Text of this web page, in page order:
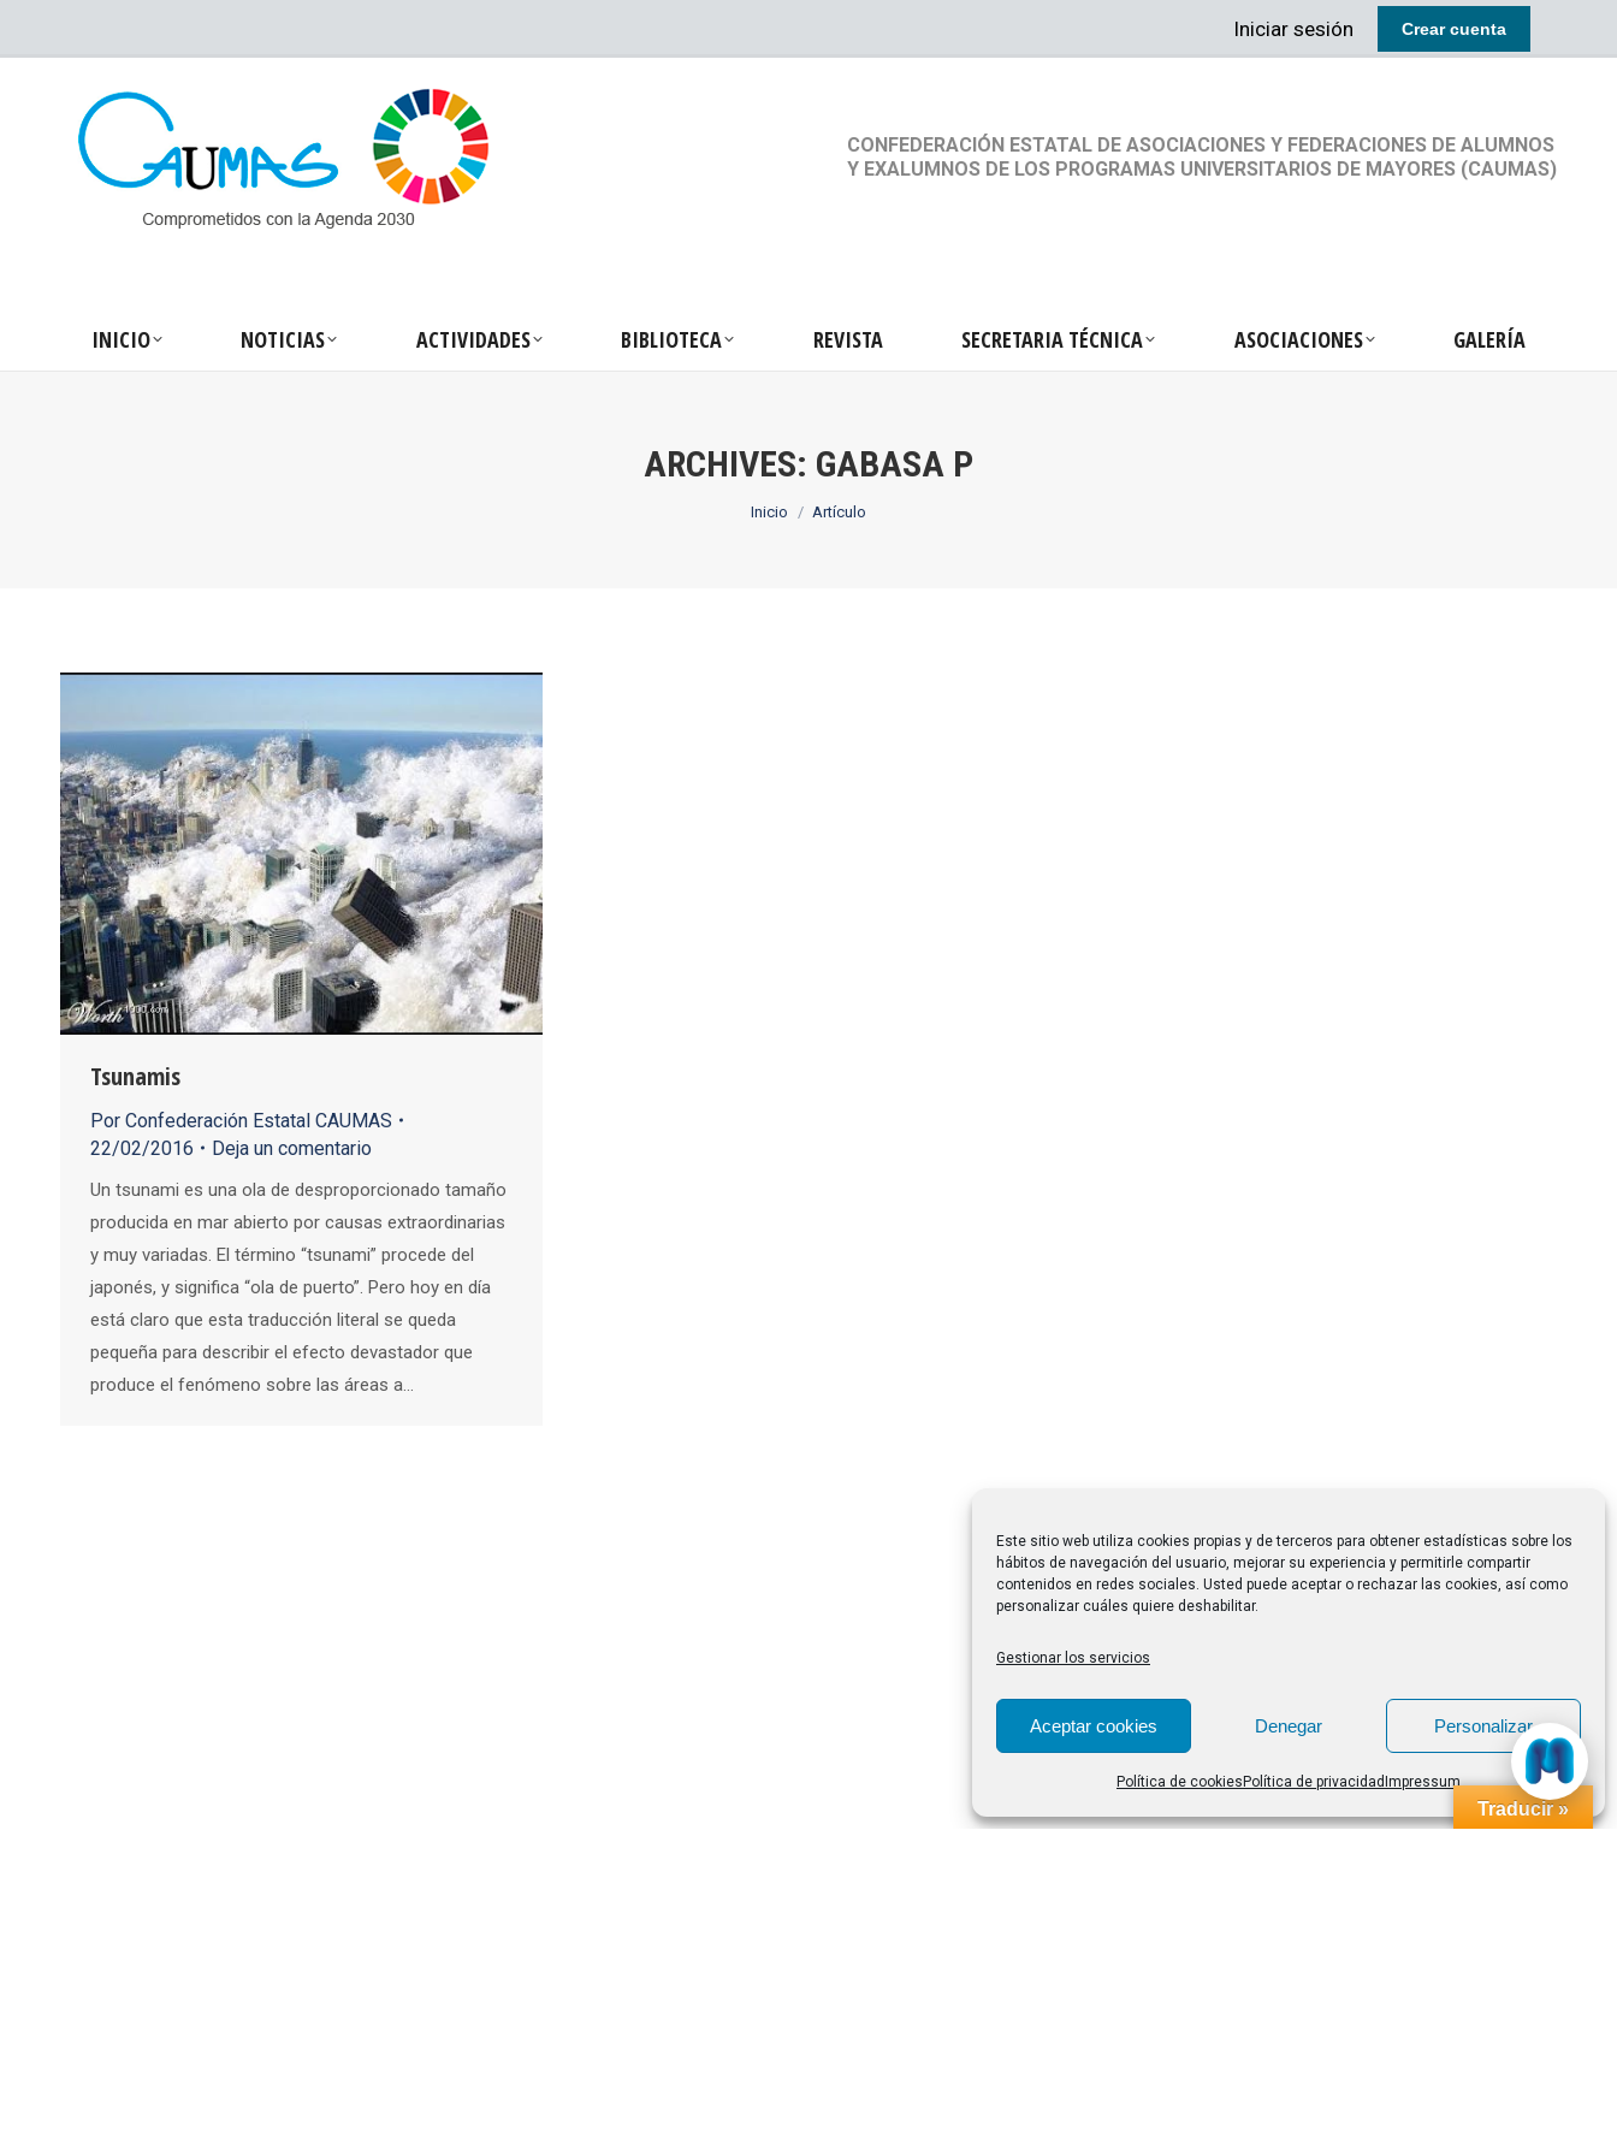
Este sitio web utiliza cookies propias y de terceros para obtener estadísticas sobre los
hábitos de navegación del usuario, mejorar su experiencia y permitirle compartir
contenidos en redes sociales. Usted puede aceptar o rechazar las cookies, así como
personalizar cuáles quiere deshabilitar.
Gestionar los servicios
Aceptar cookies Denegar Personalizar
Política de cookies Política de privacidad Impressum
Iniciar sesión Crear cuenta
CONFEDERACIÓN ESTATAL DE ASOCIACIONES Y FEDERACIONES DE ALUMNOS
Y EXALUMNOS DE LOS PROGRAMAS UNIVERSITARIOS DE MAYORES (CAUMAS)
INICIO NOTICIAS ACTIVIDADES BIBLIOTECA REVISTA SECRETARIA TÉCNICA ASOCIACIONES GALERÍA
ARCHIVES: GABASA P
Estás aquí:
Inicio Artículo
Tsunamis
Por Confederación Estatal CAUMAS
22/02/2016
Deja un comentario
Un tsunami es una ola de desproporcionado tamaño
producida en mar abierto por causas extraordinarias
y muy variadas. El término “tsunami” procede del
japonés, y significa “ola de puerto”. Pero hoy en día
está claro que esta traducción literal se queda
pequeña para describir el efecto devastador que
produce el fenómeno sobre las áreas a…
Traducir »